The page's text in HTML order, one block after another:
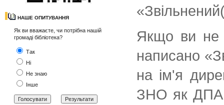
НАШЕ ОПИТУВАННЯ
Як ви вважаєте, чи потрібна нашій
громаді бібліотека?
Так
Ні
Не знаю
Інше
Якщо ви не
написано
на ім'я
ЗНО як ДПА.